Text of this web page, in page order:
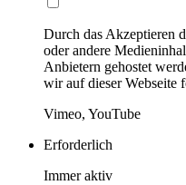
Durch das Akzeptieren
oder andere
Anbietern gehostet
wir auf dieser Webseite
Vimeo, YouTube
Erforderlich
Immer aktiv